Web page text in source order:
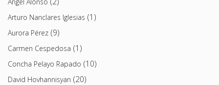
Arturo Nanclares Iglesias (1)
Aurora Pérez (9)
Carmen Cespedosa (1)
Concha Pelayo Rapado (10)
David Hovhannisyan (20)